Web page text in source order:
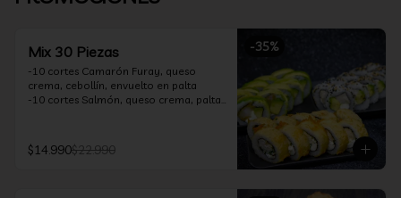
-35%
Mix 30 Piezas
-10 cortes Camarón Furay, queso
crema, cebollín, envuelto en palta
-10 cortes Salmón, queso crema, palta,
cebollín, frito en tempura
*Incluye 2 soya 30ml / 2 palitos / 1 salsa
$14.990$22.990